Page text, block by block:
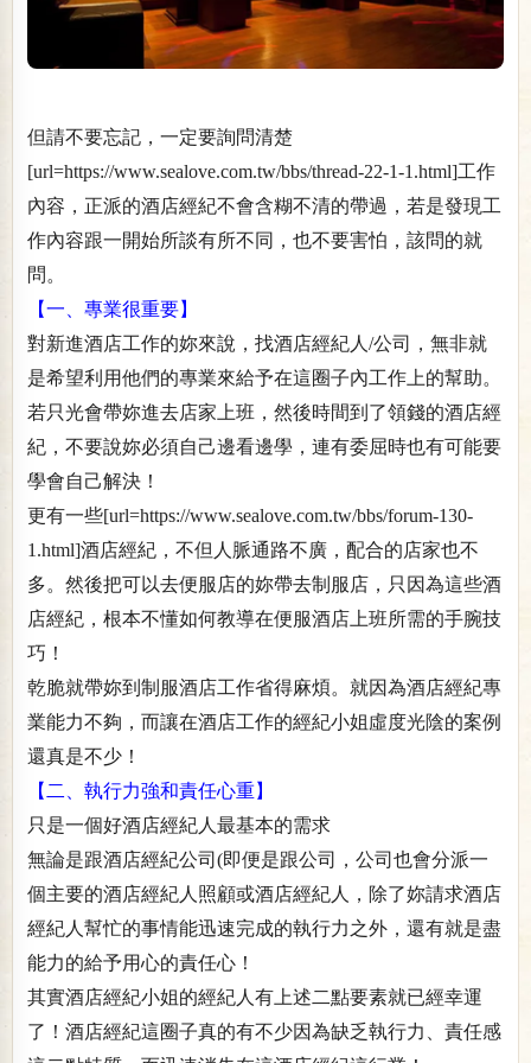
但請不要忘記，一定要詢問清楚
[url=https://www.sealove.com.tw/bbs/thread-22-1-1.html]工作
內容，正派的酒店經紀不會含糊不清的帶過，若是發現工
作內容跟一開始所談有所不同，也不要害怕，該問的就
問。
【一、專業很重要】
對新進酒店工作的妳來說，找酒店經紀人/公司，無非就
是希望利用他們的專業來給予在這圈子內工作上的幫助。
若只光會帶妳進去店家上班，然後時間到了領錢的酒店經
紀，不要說妳必須自己邊看邊學，連有委屈時也有可能要
學會自己解決！
更有一些[url=https://www.sealove.com.tw/bbs/forum-130-
1.html]酒店經紀，不但人脈通路不廣，配合的店家也不
多。然後把可以去便服店的妳帶去制服店，只因為這些酒
店經紀，根本不懂如何教導在便服酒店上班所需的手腕技
巧！
乾脆就帶妳到制服酒店工作省得麻煩。就因為酒店經紀專
業能力不夠，而讓在酒店工作的經紀小姐虛度光陰的案例
還真是不少！
【二、執行力強和責任心重】
只是一個好酒店經紀人最基本的需求
無論是跟酒店經紀公司(即便是跟公司，公司也會分派一
個主要的酒店經紀人照顧或酒店經紀人，除了妳請求酒店
經紀人幫忙的事情能迅速完成的執行力之外，還有就是盡
能力的給予用心的責任心！
其實酒店經紀小姐的經紀人有上述二點要素就已經幸運
了！酒店經紀這圈子真的有不少因為缺乏執行力、責任感